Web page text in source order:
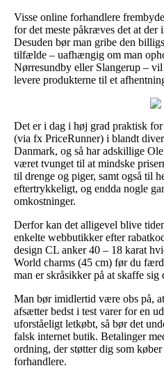
Visse online forhandlere
for det meste påkræves det at der
Desuden bør man gribe den
tilfælde – uafhængig om man
Nørresundby eller Slangerup –
levere produkterne til et
Det er i dag i høj grad praktisk
(via fx PriceRunner) i blandt
Danmark, og så har adskillige
været tvunget til at mindske
til drenge og piger, samt også til
eftertrykkeligt, og endda nogle
omkostninger.
Derfor kan det alligevel blive
enkelte webbutikker efter
design CL anker 40 – 18 karat
World charms (45 cm) før du
man er skråsikker på at skaffe sig
Man bør imidlertid være obs på,
afsætter bedst i test varer for en
uforståeligt letkøbt, så bør det
falsk internet butik. Betalinger
ordning, der støtter dig som
forhandlere.